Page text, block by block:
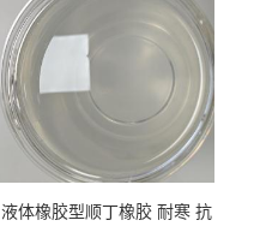
液体橡胶型顺丁橡胶 耐寒 抗